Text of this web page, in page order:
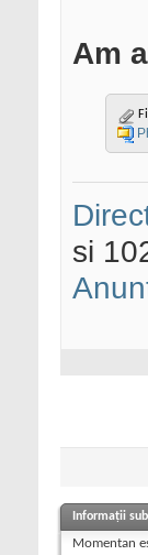
Am
si
Informații
Momentan